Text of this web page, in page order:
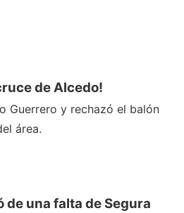
de Alcedo!
Guerrero y rechazó el balón
área.
de una falta de Segura